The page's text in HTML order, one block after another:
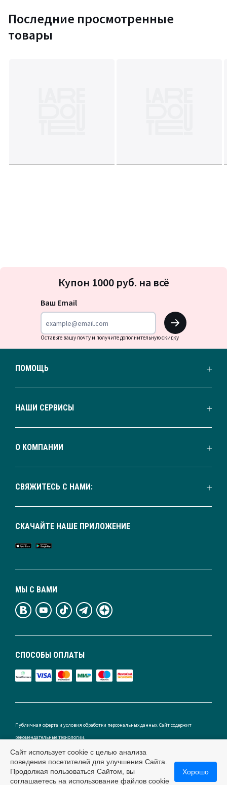
Последние просмотренные
товары
на
Купон 1000 руб. на всё
Ваш Email
OK
Оставьте вашу почту и получите дополнительную скидку
ПОМОЩЬ
НАШИ СЕРВИСЫ
О КОМПАНИИ
СВЯЖИТЕСЬ С НАМИ:
СПОСОБЫ ОПЛАТЫ
МЫ С ВАМИ
СКАЧАЙТЕ НАШЕ ПРИЛОЖЕНИЕ
Публичная оферта и условия обработки персональных данных. Сайт содержит
рекомендательные технологии.
Россия
Сайт использует cookie с целью анализа
поведения посетителей для улучшения Сайта.
Продолжая пользоваться Сайтом, вы
соглашаетесь на использование файлов cookie
Хорошо